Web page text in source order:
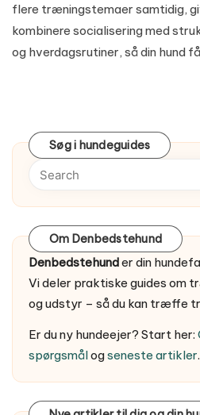
flere træningstemaer samtidig,
kombinere socialisering med
og hverdagsrutiner, så din hund
Søg i hundeguides
Om Denbedstehund
Denbedstehunder din
Vi deler praktiske guides om
og udstyr – så du kan træffe
Er du ny hundeejer? Start her:
spørgsmålogseneste artikler.